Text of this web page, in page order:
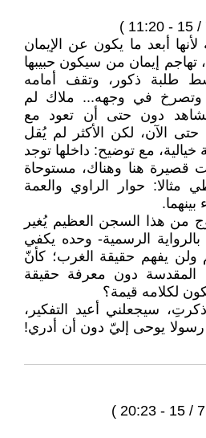
أبعد ما يكون عن الإيمان
تهاجم إيمان من سيكون حبيبها
طلبة ذكور، وتقف أمامه
وتصرخ في وجهه... ملاك لم
دون حتى أن تعود مع
حتى الآن، لكن الأكثر لم يُقل
مع توضيح: داخلها توجد
قصيرة هنا وهناك، مستوحاة
حوار الراوي والعمة
من هذا السجن العظيم يُغير
الرسمية- وحده يكفي
ولن يفهم حقيقة الغرب؛ كأنّ
المقدسة دون معرفة حقيقة
لكلامه قيمة؟
سيجعلني أعيد التفكير،
رسولا يوحى إليّ دون أن أدري!